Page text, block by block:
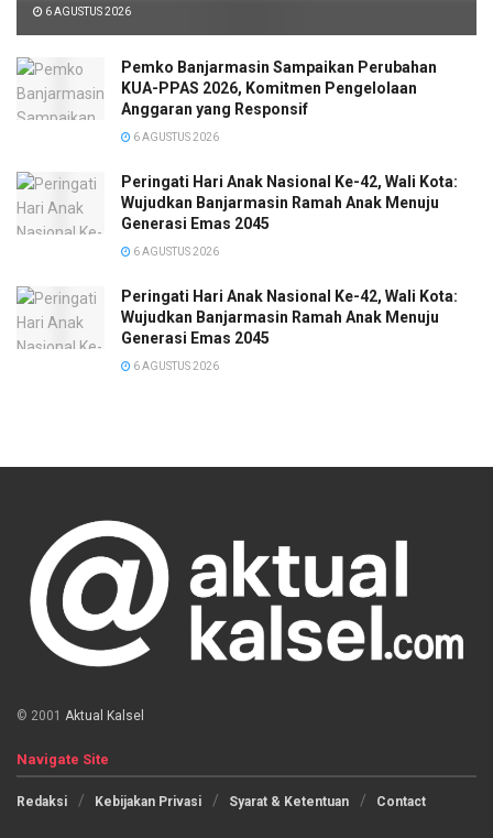
6 AGUSTUS 2026
Pemko Banjarmasin Sampaikan Perubahan
KUA-PPAS 2026, Komitmen Pengelolaan
Anggaran yang Responsif
6 AGUSTUS 2026
Peringati Hari Anak Nasional Ke-42, Wali Kota:
Wujudkan Banjarmasin Ramah Anak Menuju
Generasi Emas 2045
6 AGUSTUS 2026
Peringati Hari Anak Nasional Ke-42, Wali Kota:
Wujudkan Banjarmasin Ramah Anak Menuju
Generasi Emas 2045
6 AGUSTUS 2026
© 2001 Aktual Kalsel
Navigate Site
Redaksi Kebijakan Privasi Syarat & Ketentuan Contact